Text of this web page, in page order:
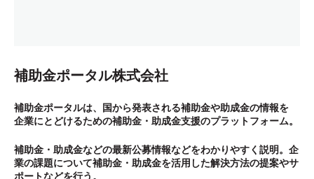
補助金ポータル株式会社
補助金ポータルは、国から発表される補助金や助成金の情報を
企業にとどけるための補助金・助成金支援のプラットフォーム。
補助金・助成金などの最新公募情報などをわかりやすく説明。 企
業の課題について補助金・助成金を活用した解決方法の提案やサ
ポートなどを行う。